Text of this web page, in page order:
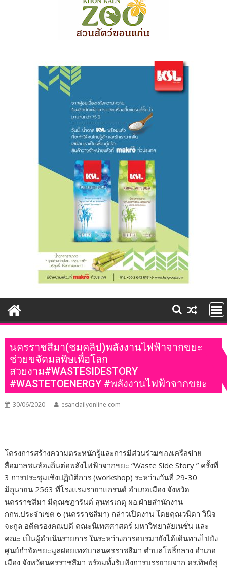
นครราชสีมา(ชมคลิป)พลังงานไฟฟ้าจากขยะ
ช่วยขจัดมลพิษเพื่อโลก
สวยงาม#WASTESIDESTORY
#WASTETOENERGY #พลังงานไฟฟ้าจากขยะ
30/06/2020 esandailyonline.com
โครงการสร้างความตระหนักรู้และการมีส่วนร่วมของเครือข่าย
สื่อมวลชนท้องถิ่นต่อพลังไฟฟ้าจากขยะ “Waste Side Story ” ครั้งที่
3 การประชุมเชิงปฏิบัติการ (workshop) ระหว่างวันที่ 29-30
มิถุนายน 2563 ที่โรงแรมรายาแกรนด์ อำเภอเมือง จังหวัด
นครราชสีมา มีคุณชฎารันต์ สุนทรเกตุ ผอ.ฝ่ายสำนักงาน
กกพ.ประจำเขต 6 (นครราชสีมา) กล่าวเปิดงาน โดยคุณวนิดา วินิจ
จะกูล อดีตรองคณบดี คณะนิเทศศาสตร์ มหาวิทยาลัยเนชั่น และ
คณะ เป็นผู้ดำเนินรายการ ในระหว่างการอบรมฯยังได้เดินทางไปยัง
ศูนย์กำจัดขยะมูลฝอยเทศบาลนครราชสีมา ตำบลโพธิ์กลาง อำเภอ
เมือง จังหวัดนครราชสีมา พร้อมทั้งรับฟังการบรรยายจาก ดร.ทิพย์สุ